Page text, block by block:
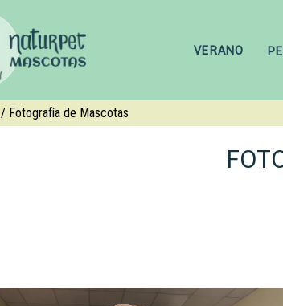
VERANO
/ Fotografía de Mascotas